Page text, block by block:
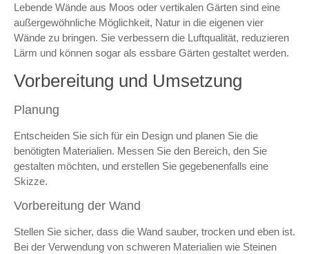
Lebende Wände aus Moos oder vertikalen Gärten sind eine
außergewöhnliche Möglichkeit, Natur in die eigenen vier
Wände zu bringen. Sie verbessern die Luftqualität, reduzieren
Lärm und können sogar als essbare Gärten gestaltet werden.
Vorbereitung und Umsetzung
Planung
Entscheiden Sie sich für ein Design und planen Sie die
benötigten Materialien. Messen Sie den Bereich, den Sie
gestalten möchten, und erstellen Sie gegebenenfalls eine
Skizze.
Vorbereitung der Wand
Stellen Sie sicher, dass die Wand sauber, trocken und eben ist.
Bei der Verwendung von schweren Materialien wie Steinen